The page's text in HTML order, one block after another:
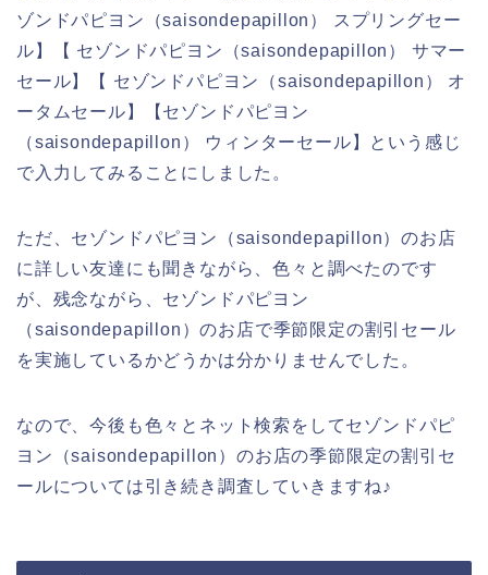
ゾンドパピヨン（saisondepapillon） スプリングセー
ル】【 セゾンドパピヨン（saisondepapillon） サマー
セール】【 セゾンドパピヨン（saisondepapillon） オ
ータムセール】【セゾンドパピヨン
（saisondepapillon） ウィンターセール】という感じ
で入力してみることにしました。
ただ、セゾンドパピヨン（saisondepapillon）のお店
に詳しい友達にも聞きながら、色々と調べたのです
が、残念ながら、セゾンドパピヨン
（saisondepapillon）のお店で季節限定の割引セール
を実施しているかどうかは分かりませんでした。
なので、今後も色々とネット検索をしてセゾンドパピ
ヨン（saisondepapillon）のお店の季節限定の割引セ
ールについては引き続き調査していきますね♪